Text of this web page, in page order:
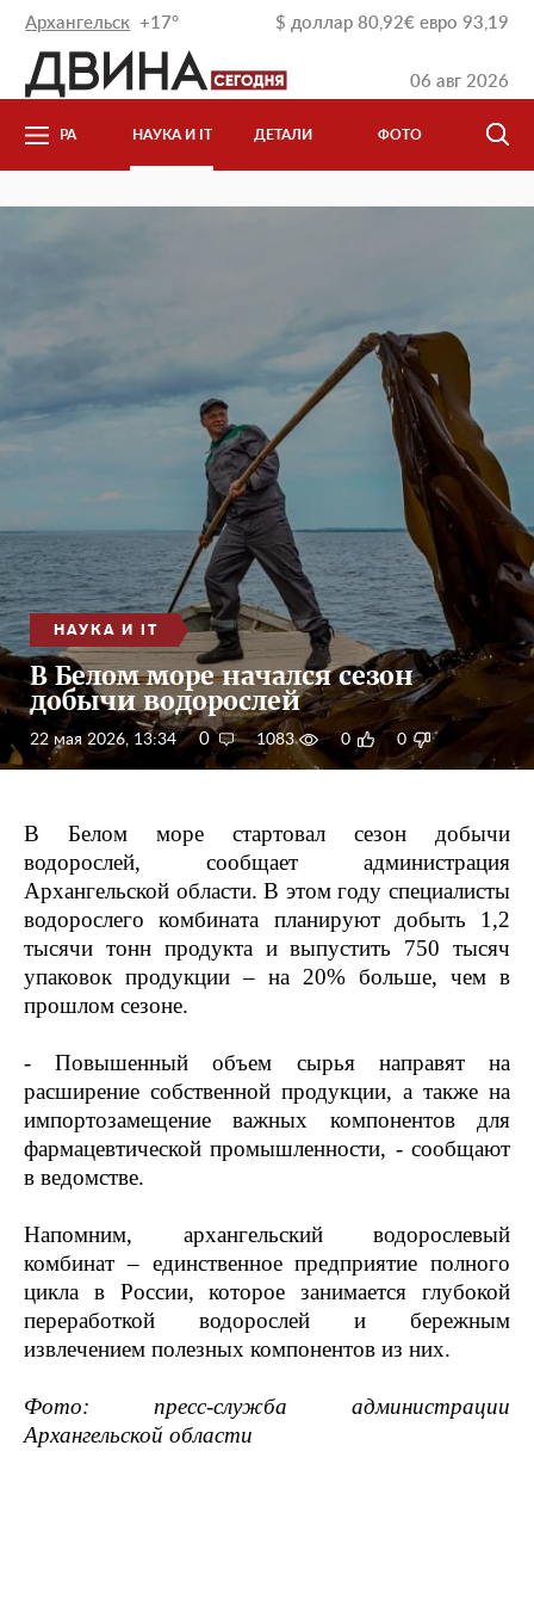
06 авг 2026
$ доллар 80,92€ евро 93,19
Архангельск +17°
КУЛЬТУРА НАУКА И IT ДЕТАЛИ ФОТО
НАУКА И IT
В Белом море начался сезон
добычи водорослей
22 мая 2026, 13:34 0 1083 0 0
В Белом море стартовал сезон добычи
водорослей, сообщает администрация
Архангельской области. В этом году специалисты
водорослего комбината планируют добыть 1,2
тысячи тонн продукта и выпустить 750 тысяч
упаковок продукции – на 20% больше, чем в
прошлом сезоне.
- Повышенный объем сырья направят на
расширение собственной продукции, а также на
импортозамещение важных компонентов для
фармацевтической промышленности, - сообщают
в ведомстве.
Напомним, архангельский водорослевый
комбинат – единственное предприятие полного
цикла в России, которое занимается глубокой
переработкой водорослей и бережным
извлечением полезных компонентов из них.
Фото: пресс-служба администрации
Архангельской области